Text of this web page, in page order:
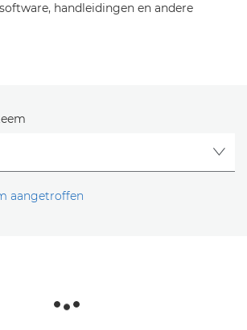
handleidingen en andere
aangetroffen